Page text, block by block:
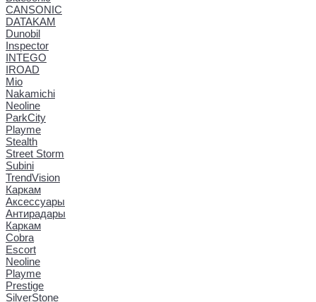
CANSONIC
DATAKAM
Dunobil
Inspector
INTEGO
IROAD
Mio
Nakamichi
Neoline
ParkCity
Playme
Stealth
Street Storm
Subini
TrendVision
Каркам
Аксессуары
Антирадары
Каркам
Cobra
Escort
Neoline
Playme
Prestige
SilverStone